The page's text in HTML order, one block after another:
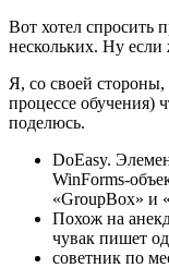
Вот хотел спросить
нескольких. Ну
Я, со своей стороны,
процессе обучения)
поделюсь.
DoEasy.
WinForms-
«GroupBox» и
Похож на
чувак пишет
советник по